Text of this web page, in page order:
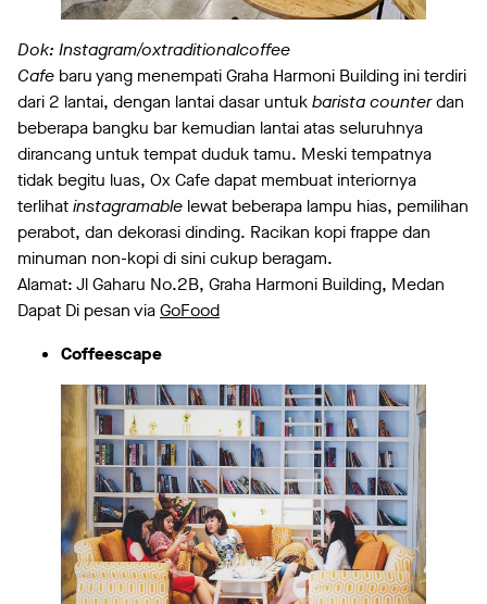
Dok: Instagram/oxtraditionalcoffee
Cafe baru yang menempati Graha Harmoni Building ini terdiri
dari 2 lantai, dengan lantai dasar untukbarista counterdan
beberapa bangku bar kemudian lantai atas seluruhnya
dirancang untuk tempat duduk tamu. Meski tempatnya
tidak begitu luas, Ox Cafe dapat membuat interiornya
terlihatinstagramable lewat beberapa lampu hias, pemilihan
perabot, dan dekorasi dinding. Racikan kopi frappe dan
minuman non-kopi di sini cukup beragam.
Alamat: Jl Gaharu No.2B, Graha Harmoni Building, Medan
Dapat Di pesan viaGoFood
Coffeescape